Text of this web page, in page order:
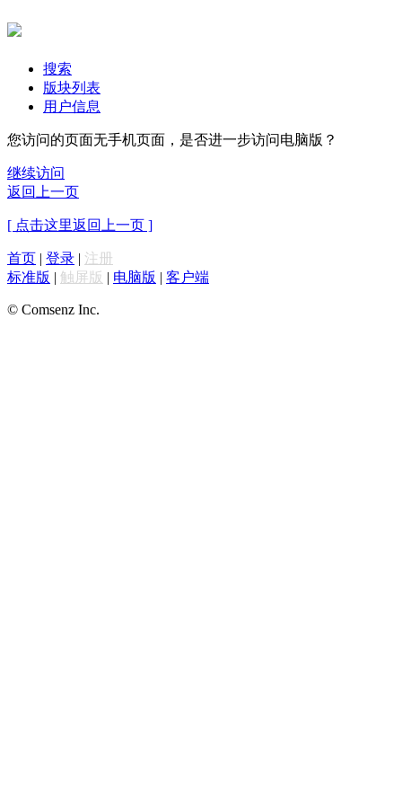
搜索
版块列表
用户信息
您访问的页面无手机页面，是否进一步访问电脑版？
继续访问
返回上一页
[ 点击这里返回上一页 ]
首页 | 登录 | 注册
标准版 | 触屏版 | 电脑版 | 客户端
© Comsenz Inc.